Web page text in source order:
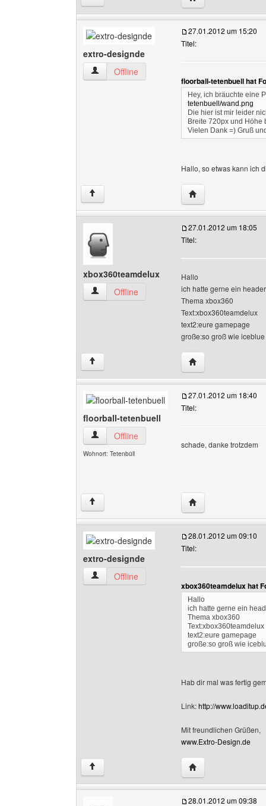
extro-designde
extro-designde Benutzer-Profile anzeigen
Offline
27.01.2012 um 15:20
Titel:
floorball-tetenbuell hat
Hey, ich bräuchte eine
tetenbuell/wand.png
Die hier ist mir leider
Breite 720px und Höhe
Vielen Dank =) Gruß
Hallo, so etwas kann ich
↑ Website dieses
xbox360teamdelux
xbox360teamdelux Benutzer-Profile anzeigen
Offline
27.01.2012 um 18:05
Titel:
Hallo
ich hatte gerne ein header
Thema xbox360
Text:xbox360teamdelux
text2:eure gamepage
große:so groß wie iceblue
↑ Website dieses
floorball-tetenbuell
floorball-tetenbuell Benutzer-Profile anzeigen
Offline
Wohnort: Tetenbüll
27.01.2012 um 18:40
Titel:
schade, danke trotzdem
↑ Website dieses
extro-designde
extro-designde Benutzer-Profile anzeigen
Offline
28.01.2012 um 09:10
Titel:
xbox360teamdelux hat
Hallo
ich hatte gerne ein
Thema xbox360
Text:xbox360teamdelux
text2:eure gamepage
große:so groß wie
Hab dir mal was fertig
Link:http://
Mit freundlichen Grüßen,
www.Extro-Design.de
↑ Website dieses
28.01.2012 um 09:38